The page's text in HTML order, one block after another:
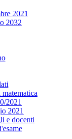
2021
2032
2021
2021
e docenti